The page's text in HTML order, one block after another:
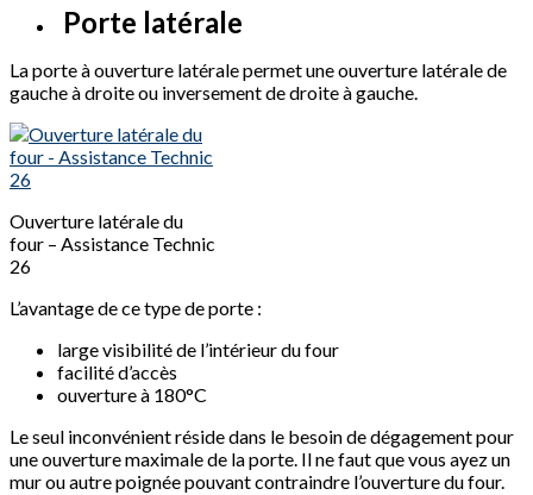
Porte latérale
La porte à ouverture latérale permet une ouverture latérale de
gauche à droite ou inversement de droite à gauche.
Ouverture latérale du
four – Assistance Technic
26
L’avantage de ce type de porte :
large visibilité de l’intérieur du four
facilité d’accès
ouverture à 180°C
Le seul inconvénient réside dans le besoin de dégagement pour
une ouverture maximale de la porte. Il ne faut que vous ayez un
mur ou autre poignée pouvant contraindre l’ouverture du four.